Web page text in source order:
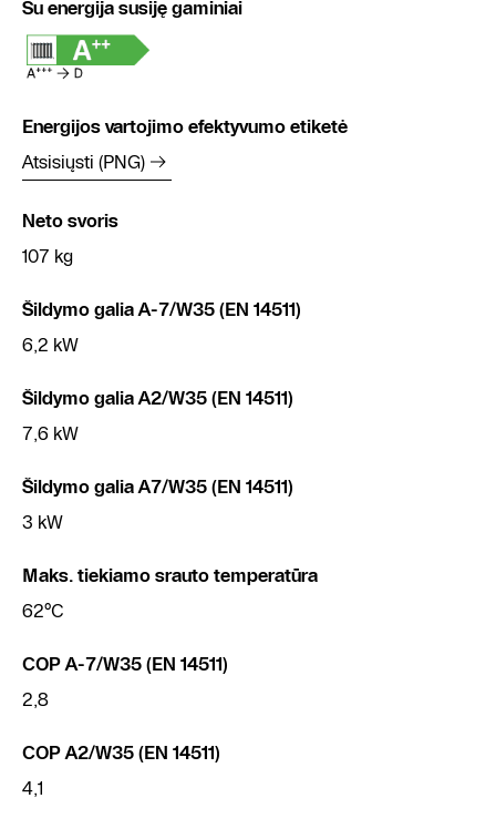
Su energija susiję gaminiai
Energijos vartojimo efektyvumo etiketė
Atsisiųsti (PNG)
Neto svoris
107 kg
Šildymo galia A-7/W35 (EN 14511)
6,2 kW
Šildymo galia A2/W35 (EN 14511)
7,6 kW
Šildymo galia A7/W35 (EN 14511)
3 kW
Maks. tiekiamo srauto temperatūra
62°C
COP A-7/W35 (EN 14511)
2,8
COP A2/W35 (EN 14511)
4,1